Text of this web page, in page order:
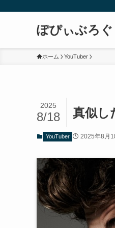
ぽぴぃぶろぐ
ホーム YouTuber
真似し
2025
8/18
YouTuber 2025年8月